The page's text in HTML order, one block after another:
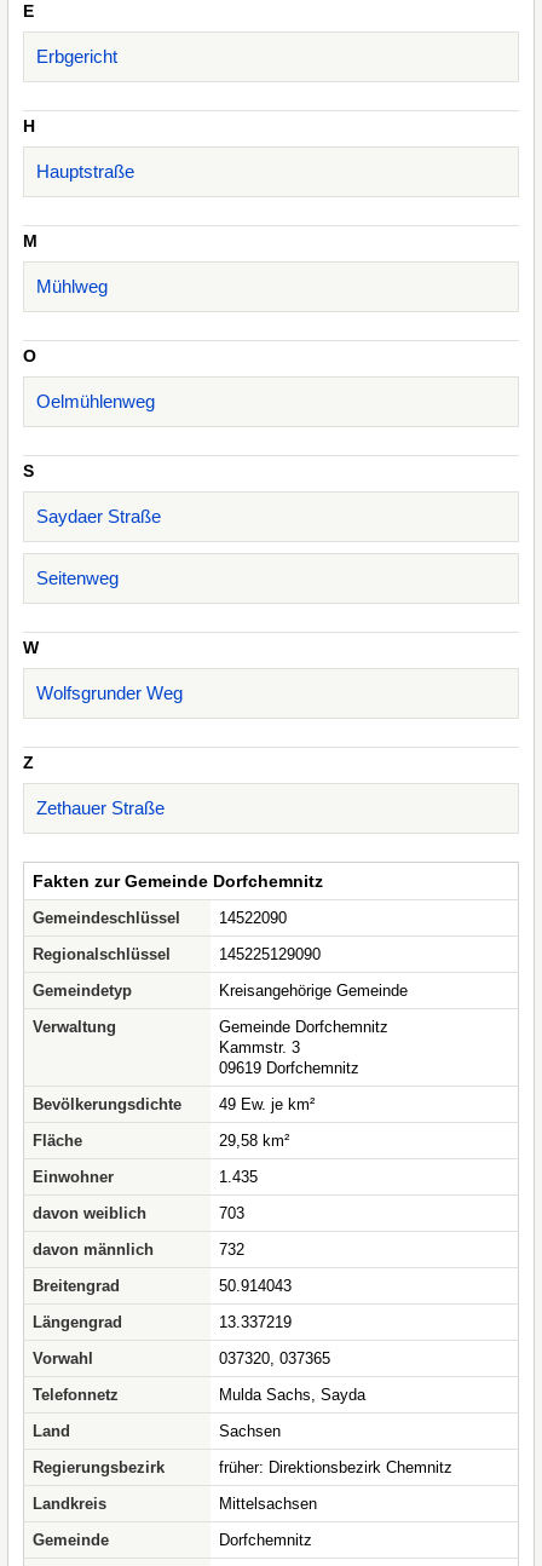
E
Erbgericht
H
Hauptstraße
M
Mühlweg
O
Oelmühlenweg
S
Saydaer Straße
Seitenweg
W
Wolfsgrunder Weg
Z
Zethauer Straße
Fakten zur Gemeinde Dorfchemnitz
Gemeindeschlüssel
14522090
Regionalschlüssel
145225129090
Gemeindetyp
Kreisangehörige Gemeinde
Verwaltung
Gemeinde Dorfchemnitz
Kammstr. 3
09619 Dorfchemnitz
Bevölkerungsdichte
49 Ew. je km²
Fläche
29,58 km²
Einwohner
1.435
davon weiblich
703
davon männlich
732
Breitengrad
50.914043
Längengrad
13.337219
Vorwahl
037320, 037365
Telefonnetz
Mulda Sachs, Sayda
Land
Sachsen
Regierungsbezirk
früher: Direktionsbezirk Chemnitz
Landkreis
Mittelsachsen
Gemeinde
Dorfchemnitz